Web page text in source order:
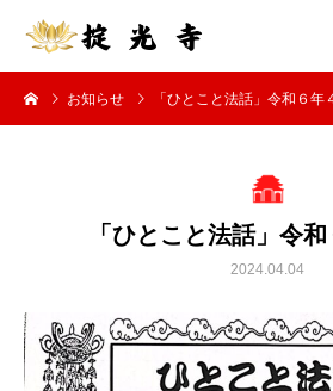
お知らせ 「ひとこと法話」令和６年
「ひとこと法話」令
2024.04.04